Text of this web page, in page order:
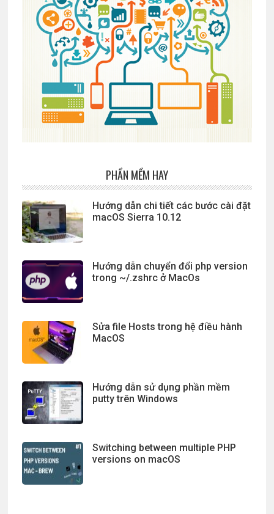
PHẦN MỀM HAY
Hướng dẫn chi tiết các bước cài đặt
macOS Sierra 10.12
Hướng dẫn chuyển đổi php version
trong ~/.zshrc ở MacOs
Sửa file Hosts trong hệ điều hành
MacOS
Hướng dẫn sử dụng phần mềm
putty trên Windows
Switching between multiple PHP
versions on macOS